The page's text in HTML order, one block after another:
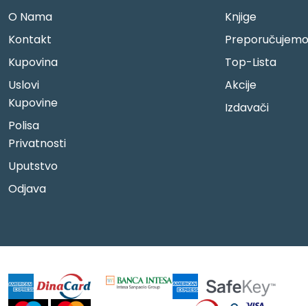
O Nama
Kontakt
Kupovina
Uslovi
Kupovine
Polisa
Privatnosti
Uputstvo
Odjava
Knjige
Preporučujemo
Top-Lista
Akcije
Izdavači